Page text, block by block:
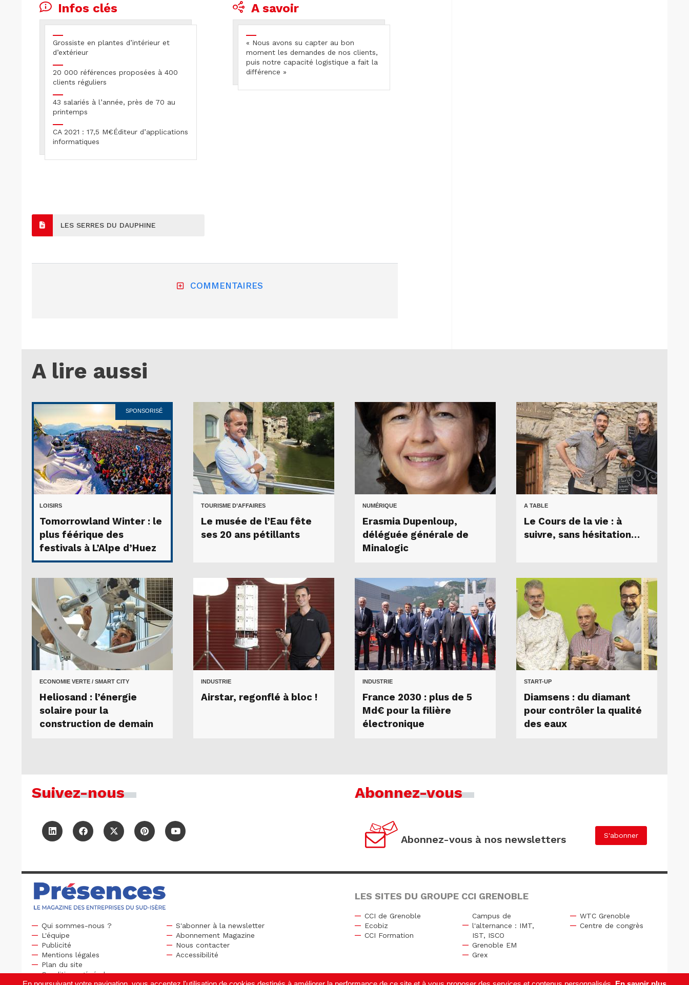
Infos clés
Grossiste en plantes d’intérieur et
d’extérieur
20 000 références proposées à 400
clients réguliers
43 salariés à l’année, près de 70 au
printemps
CA 2021 : 17,5 M€Éditeur d’applications
informatiques
A savoir
« Nous avons su capter au bon
moment les demandes de nos clients,
puis notre capacité logistique a fait la
différence »
LES SERRES DU DAUPHINE
COMMENTAIRES
A lire aussi
SPONSORISÉ
LOISIRS
Tomorrowland Winter : le
plus féérique des
festivals à L’Alpe d’Huez
TOURISME D’AFFAIRES
Le musée de l’Eau fête
ses 20 ans pétillants
NUMÉRIQUE
Erasmia Dupenloup,
déléguée générale de
Minalogic
A TABLE
Le Cours de la vie : à
suivre, sans hésitation…
ECONOMIE VERTE / SMART CITY
Heliosand : l’énergie
solaire pour la
construction de demain
INDUSTRIE
Airstar, regonflé à bloc !
INDUSTRIE
France 2030 : plus de 5
Md€ pour la filière
électronique
START-UP
Diamsens : du diamant
pour contrôler la qualité
des eaux
Suivez-nous Abonnez-vous
Abonnez-vous à nos newsletters S'abonner
Qui sommes-nous ?
L'équipe
Publicité
S'abonner à la newsletter
Abonnement Magazine
Nous contacter
Mentions légales
Plan du site
Conditions générales
Accessibilité
LES SITES DU GROUPE CCI GRENOBLE
CCI de Grenoble
Ecobiz
CCI Formation
Campus de
l'alternance : IMT,
IST, ISCO
Grenoble EM
Grex
WTC Grenoble
Centre de congrès